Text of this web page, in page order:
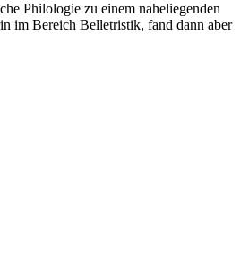
Philologie zu einem naheliegenden
im Bereich Belletristik, fand dann aber